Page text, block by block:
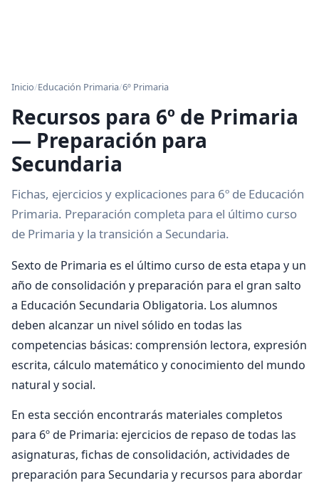
Inicio/Educación Primaria/6º Primaria
Recursos para 6º de Primaria
— Preparación para
Secundaria
Fichas, ejercicios y explicaciones para 6º de Educación
Primaria. Preparación completa para el último curso
de Primaria y la transición a Secundaria.
Sexto de Primaria es el último curso de esta etapa y un
año de consolidación y preparación para el gran salto
a Educación Secundaria Obligatoria. Los alumnos
deben alcanzar un nivel sólido en todas las
competencias básicas: comprensión lectora, expresión
escrita, cálculo matemático y conocimiento del mundo
natural y social.
En esta sección encontrarás materiales completos
para 6º de Primaria: ejercicios de repaso de todas las
asignaturas, fichas de consolidación, actividades de
preparación para Secundaria y recursos para abordar